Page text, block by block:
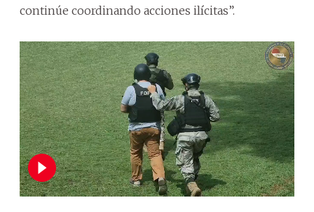
continúe coordinando acciones ilícitas”.